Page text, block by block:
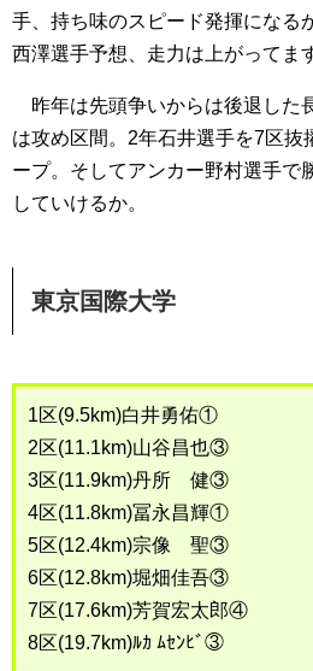
手、持ち味のスピード発揮になる
西澤選手予想、走力は上がってま
昨年は先頭争いからは後退した
は攻め区間。2年石井選手を7区抜
ープ。そしてアンカー野村選手で
していけるか。
東京国際大学
1区(9.5km)白井勇佑①
2区(11.1km)山谷昌也③
3区(11.9km)丹所 健③
4区(11.8km)冨永昌輝①
5区(12.4km)宗像 聖③
6区(12.8km)堀畑佳吾③
7区(17.6km)芳賀宏太郎④
8区(19.7km)ﾙｶ ﾑｾﾝﾋﾞ③